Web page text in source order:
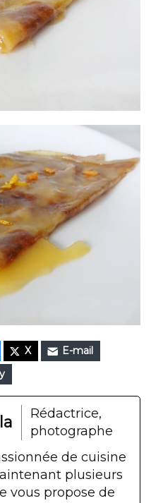
X
E-mail
Rédactrice,
photographe
de cuisine
plusieurs
vous propose de